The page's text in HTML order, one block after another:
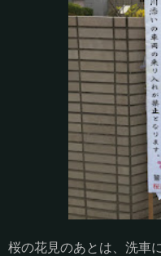
桜の花見のあとは、洗車に